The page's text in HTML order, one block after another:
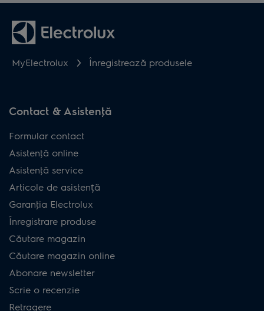
MyElectrolux Înregistrează produsele
Contact & Asistenţă
Formular contact
Asistenţă online
Asistenţă service
Articole de asistență
Garanţia Electrolux
Înregistrare produse
Căutare magazin
Căutare magazin online
Abonare newsletter
Scrie o recenzie
Retragere